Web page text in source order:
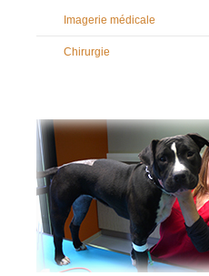
Imagerie médicale
Chirurgie